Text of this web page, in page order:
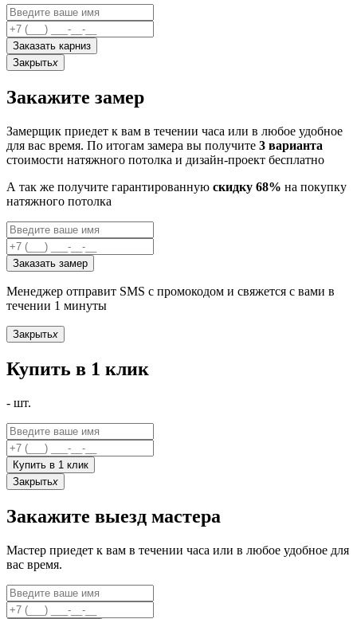
Заказать карниз
Закрытьx
Закажите замер
Замерщик приедет к вам в течении часа или в любое удобное
для вас время. По итогам замера вы получите 3 варианта
стоимости натяжного потолка и дизайн-проект бесплатно
А так же получите гарантированную скидку 68% на покупку
натяжного потолка
Заказать замер
Менеджер отправит SMS с промокодом и свяжется с вами в
течении 1 минуты
Закрытьx
Купить в 1 клик
- шт.
Купить в 1 клик
Закрытьx
Закажите выезд мастера
Мастер приедет к вам в течении часа или в любое удобное для
вас время.